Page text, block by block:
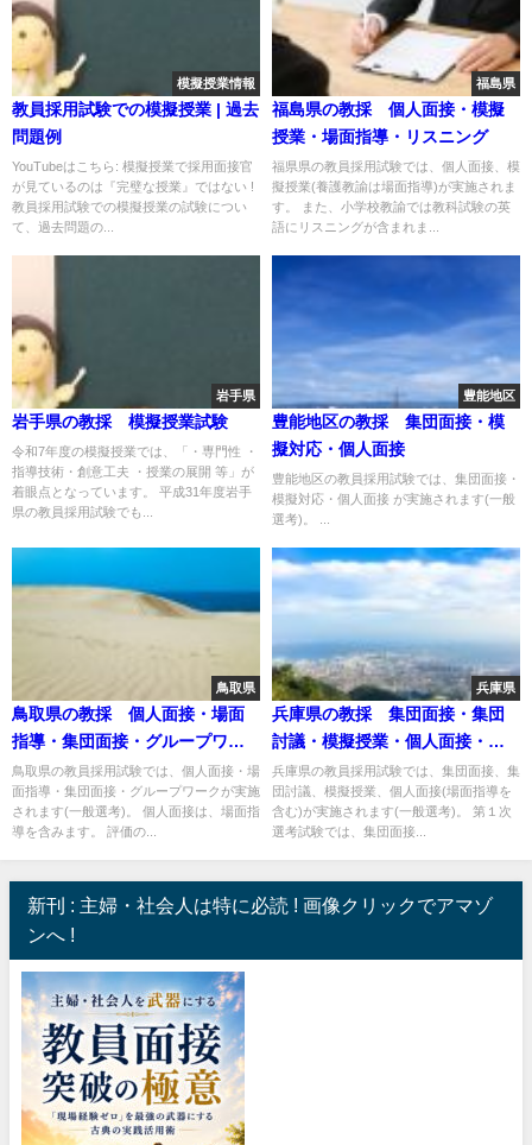
模擬授業情報
教員採用試験での模擬授業 | 過去
問題例
YouTubeはこちら: 模擬授業で採用面接官
が見ているのは『完璧な授業』ではない !
教員採用試験での模擬授業の試験につい
て、過去問題の...
福島県
福島県の教採 個人面接・模擬
授業・場面指導・リスニング
福県県の教員採用試験では、個人面接、模
擬授業(養護教諭は場面指導)が実施されま
す。 また、小学校教諭では教科試験の英
語にリスニングが含まれま...
岩手県
岩手県の教採 模擬授業試験
令和7年度の模擬授業では、「・専門性 ・
指導技術・創意工夫 ・授業の展開 等」が
着眼点となっています。 平成31年度岩手
県の教員採用試験でも...
豊能地区
豊能地区の教採 集団面接・模
擬対応・個人面接
豊能地区の教員採用試験では、集団面接・
模擬対応・個人面接 が実施されます(一般
選考)。 ...
鳥取県
鳥取県の教採 個人面接・場面
指導・集団面接・グループワー
ク
鳥取県の教員採用試験では、個人面接・場
面指導・集団面接・グループワークが実施
されます(一般選考)。 個人面接は、場面指
導を含みます。 評価の...
兵庫県
兵庫県の教採 集団面接・集団
討議・模擬授業・個人面接・場
面指導
兵庫県の教員採用試験では、集団面接、集
団討議、模擬授業、個人面接(場面指導を
含む)が実施されます(一般選考)。 第１次
選考試験では、集団面接...
新刊 : 主婦・社会人は特に必読 ! 画像クリックでアマゾ
ンへ !